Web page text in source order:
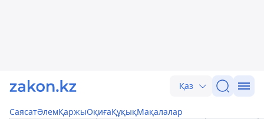
Қаз
СаясатӘлемҚаржыОқиғаҚұқықМақалалар